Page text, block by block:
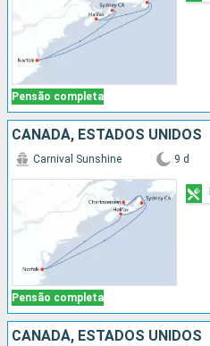
Pensão completa
CANADÁ, ESTADOS UNIDOS
Pensão completa
Carnival Sunshine 9 d
CANADÁ, ESTADOS UNIDOS